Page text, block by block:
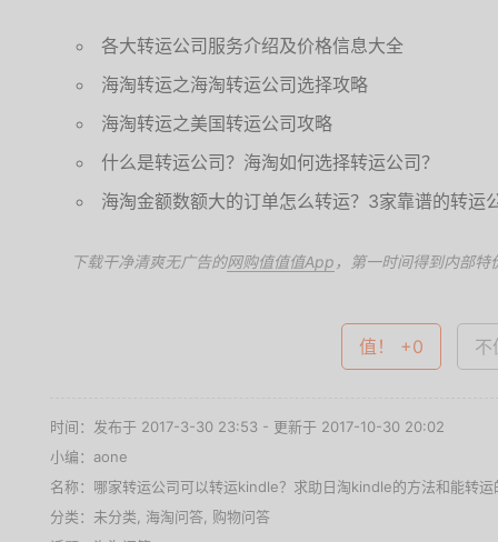
各大转运公司服务介绍及价格信息大全
海淘转运之海淘转运公司选择攻略
海淘转运之美国转运公司攻略
什么是转运公司？海淘如何选择转运公司？
海淘金额数额大的订单怎么转运？ 3家靠谱的转运
下载干净清爽无广告的网购值值值App ，第一时间得到内部特
值！ +0 不
时间：发布于 2017-3-30 23:53 - 更新于 2017-10-30 20:02
小编：aone
名称： 哪家转运公司可以转运kindle？求助日淘kindle的方法和能转运
分类：未分类, 海淘问答 购物问答